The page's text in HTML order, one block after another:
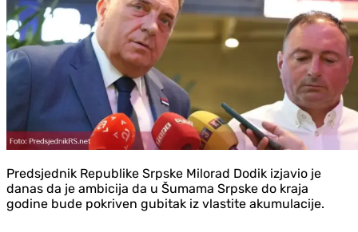
Predsjednik Republike Srpske Milorad Dodik izjavio je
danas da je ambicija da u Šumama Srpske do kraja
godine bude pokriven gubitak iz vlastite akumulacije.